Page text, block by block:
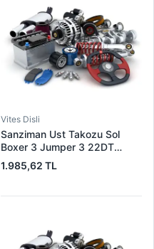
Vites Disli
Sanziman Ust Takozu Sol
Boxer 3 Jumper 3 22DT
Puma (2,2HDI 16V) Puma C81
Puma C96 Puma C110 EUR05
KRAFTVOLL 10010552 | OEM
1.985,62 TL